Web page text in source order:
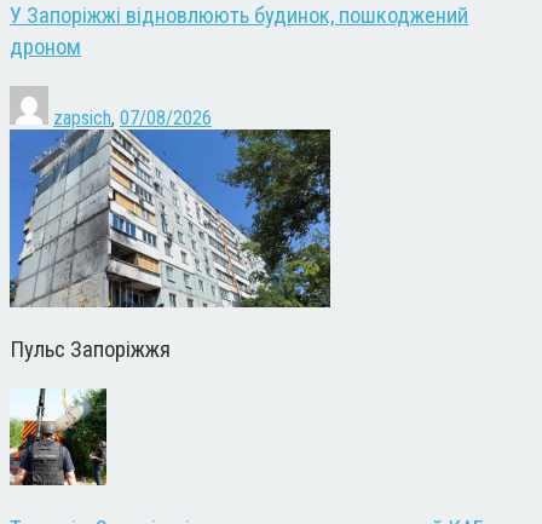
У Запоріжжі відновлюють будинок, пошкоджений
дроном
zapsich, 07/08/2026
Пульс Запоріжжя